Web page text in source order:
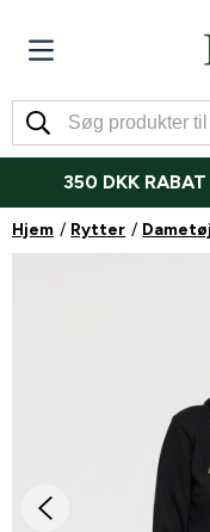
350 DKK
Hjem Rytter Dametøj